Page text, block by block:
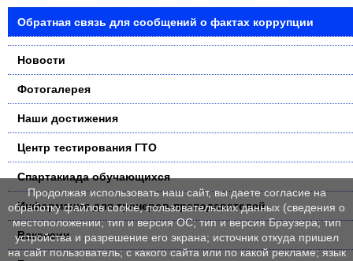
Обратная связь для сообщений о фактах коррупции
Новости
Фотогалерея
Наши достижения
Центр тестирования ГТО
Спартакиада обучающихся
Информация для тренеров-преподавателей
Вакансии
Продолжая использовать наш сайт, вы даете согласие на
обработку файлов cookie, пользовательских данных (сведения о
местоположении; тип и версия ОС; тип и версия Браузера; тип
устройства и разрешение его экрана; источник откуда пришел
на сайт пользователь; с какого сайта или по какой рекламе; язык